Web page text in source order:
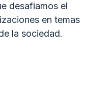
desafiamos el
en temas